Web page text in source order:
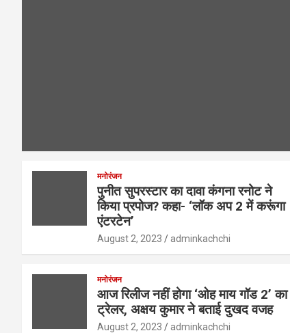
मनोरंजन
पुनीत सुपरस्टार का दावा कंगना रनोट ने
किया प्रपोज? कहा- ‘लॉक अप 2 में करूंगा
एंटरटेन’
August 2, 2023 adminkachchi
मनोरंजन
आज रिलीज नहीं होगा ‘ओह माय गॉड 2’ का
ट्रेलर, अक्षय कुमार ने बताई दुखद वजह
August 2, 2023 adminkachchi